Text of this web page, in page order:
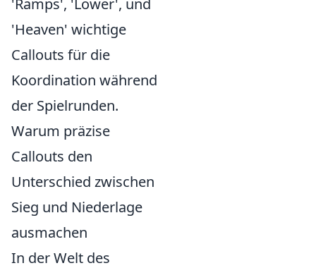
'Ramps', 'Lower', und
'Heaven' wichtige
Callouts für die
Koordination während
der Spielrunden.
Warum präzise
Callouts den
Unterschied zwischen
Sieg und Niederlage
ausmachen
In der Welt des